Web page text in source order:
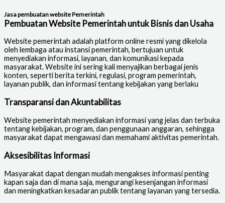
Jasa pembuatan website Pemerintah
Pembuatan Website Pemerintah untuk Bisnis dan Usaha
Website pemerintah adalah platform online resmi yang dikelola
oleh lembaga atau instansi pemerintah, bertujuan untuk
menyediakan informasi, layanan, dan komunikasi kepada
masyarakat. Website ini sering kali menyajikan berbagai jenis
konten, seperti berita terkini, regulasi, program pemerintah,
layanan publik, dan informasi tentang kebijakan yang berlaku
Transparansi dan Akuntabilitas
Website pemerintah menyediakan informasi yang jelas dan terbuka
tentang kebijakan, program, dan penggunaan anggaran, sehingga
masyarakat dapat mengawasi dan memahami aktivitas pemerintah.
Aksesibilitas Informasi
Masyarakat dapat dengan mudah mengakses informasi penting
kapan saja dan di mana saja, mengurangi kesenjangan informasi
dan meningkatkan kesadaran publik tentang layanan yang tersedia.